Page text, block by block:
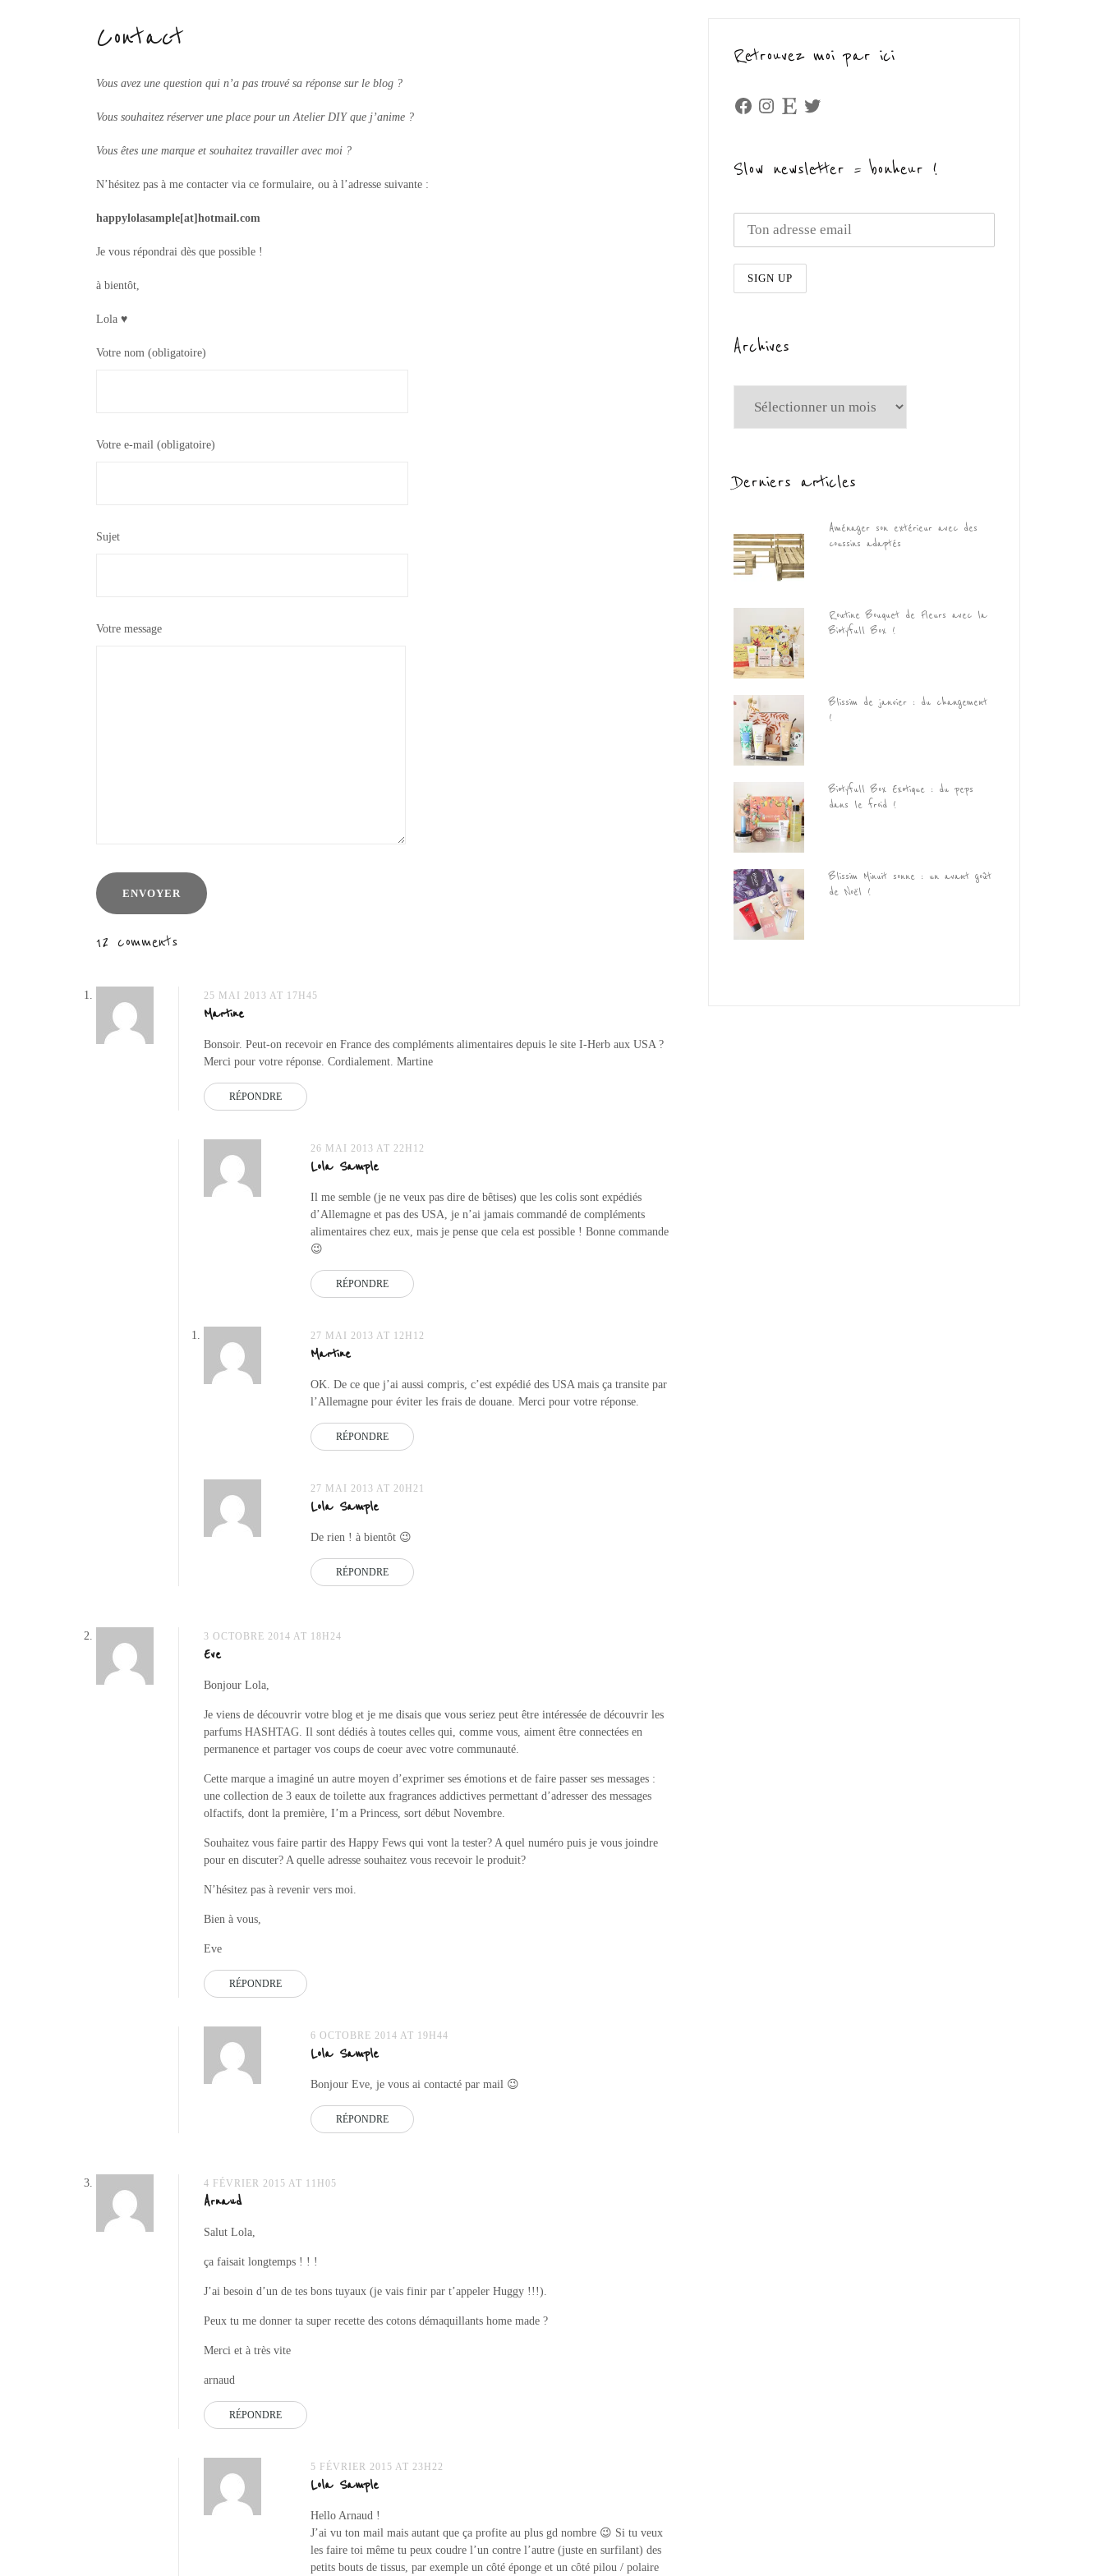
Contact
Vous avez une question qui n’a pas trouvé sa réponse sur le blog ?
Vous souhaitez réserver une place pour un Atelier DIY que j’anime ?
Vous êtes une marque et souhaitez travailler avec moi ?
N’hésitez pas à me contacter via ce formulaire, ou à l’adresse suivante :
happylolasample[at]hotmail.com
Je vous répondrai dès que possible !
à bientôt,
Lola ♥
Votre nom (obligatoire)
Votre e-mail (obligatoire)
Sujet
Votre message
12 comments
25 MAI 2013 AT 17H45
Martine
Bonsoir. Peut-on recevoir en France des compléments alimentaires depuis le site I-Herb aux USA ?
Merci pour votre réponse. Cordialement. Martine
RÉPONDRE
26 MAI 2013 AT 22H12
Lola Sample
Il me semble (je ne veux pas dire de bêtises) que les colis sont expédiés
d’Allemagne et pas des USA, je n’ai jamais commandé de compléments
alimentaires chez eux, mais je pense que cela est possible ! Bonne commande
😉
RÉPONDRE
27 MAI 2013 AT 12H12
Martine
OK. De ce que j’ai aussi compris, c’est expédié des USA mais ça transite par
l’Allemagne pour éviter les frais de douane. Merci pour votre réponse.
RÉPONDRE
27 MAI 2013 AT 20H21
Lola Sample
De rien ! à bientôt 😉
RÉPONDRE
3 OCTOBRE 2014 AT 18H24
Eve
Bonjour Lola,
Je viens de découvrir votre blog et je me disais que vous seriez peut être intéressée de découvrir les
parfums HASHTAG. Il sont dédiés à toutes celles qui, comme vous, aiment être connectées en
permanence et partager vos coups de coeur avec votre communauté.
Cette marque a imaginé un autre moyen d’exprimer ses émotions et de faire passer ses messages :
une collection de 3 eaux de toilette aux fragrances addictives permettant d’adresser des messages
olfactifs, dont la première, I’m a Princess, sort début Novembre.
Souhaitez vous faire partir des Happy Fews qui vont la tester? A quel numéro puis je vous joindre
pour en discuter? A quelle adresse souhaitez vous recevoir le produit?
N’hésitez pas à revenir vers moi.
Bien à vous,
Eve
RÉPONDRE
6 OCTOBRE 2014 AT 19H44
Lola Sample
Bonjour Eve, je vous ai contacté par mail 😉
RÉPONDRE
4 FÉVRIER 2015 AT 11H05
Arnaud
Salut Lola,
ça faisait longtemps ! ! !
J’ai besoin d’un de tes bons tuyaux (je vais finir par t’appeler Huggy !!!).
Peux tu me donner ta super recette des cotons démaquillants home made ?
Merci et à très vite
arnaud
RÉPONDRE
5 FÉVRIER 2015 AT 23H22
Lola Sample
Hello Arnaud !
J’ai vu ton mail mais autant que ça profite au plus gd nombre 😉 Si tu veux
les faire toi même tu peux coudre l’un contre l’autre (juste en surfilant) des
petits bouts de tissus, par exemple un côté éponge et un côté pilou / polaire
Retrouvez moi par ici
Facebook
Instagram
Etsy Twitter
Slow newsletter = bonheur !
Archives
Derniers articles
Aménager son extérieur avec des
coussins adaptés
Routine Bouquet de Fleurs avec la
Biotyfull Box !
Blissim de janvier : du changement
!
Biotyfull Box Exotique : du peps
dans le froid !
Blissim Minuit sonne : un avant goût
de Noël !